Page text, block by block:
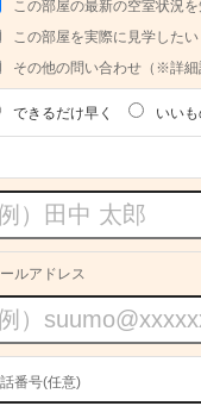
この部屋の最新の空室状況
この部屋を実際に見学したい
その他の問い合わせ（※詳
できるだけ早く いい
ールアドレス
番号(任意)